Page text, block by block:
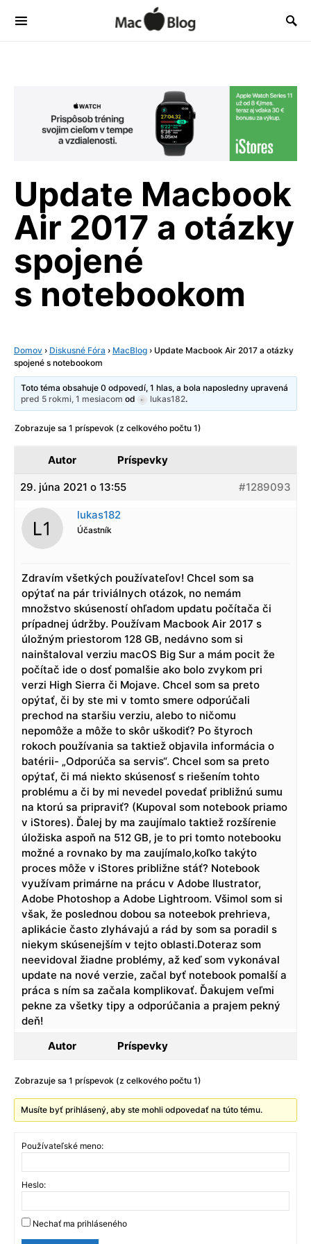
Update Macbook
Air 2017 a otázky
spojené
s notebookom
Domov › Diskusné Fóra › MacBlog › Update Macbook Air 2017 a otázky
spojené s notebookom
Toto téma obsahuje 0 odpovedí, 1 hlas, a bola naposledny upravená
pred 5 rokmi, 1 mesiacom od lukas182.
Zobrazuje sa 1 príspevok (z celkového počtu 1)
Autor Príspevky
29. júna 2021 o 13:55 #1289093
lukas182
Účastník
Zdravím všetkých používateľov! Chcel som sa
opýtať na pár triviálnych otázok, no nemám
množstvo skúseností ohľadom updatu počítača či
prípadnej údržby. Používam Macbook Air 2017 s
úložným priestorom 128 GB, nedávno som si
nainštaloval verziu macOS Big Sur a mám pocit že
počítač ide o dosť pomalšie ako bolo zvykom pri
verzi High Sierra či Mojave. Chcel som sa preto
opýtať, či by ste mi v tomto smere odporúčali
prechod na staršiu verziu, alebo to ničomu
nepomôže a môže to skôr uškodiť? Po štyroch
rokoch používania sa taktiež objavila informácia o
batérii- „Odporúča sa servis“. Chcel som sa preto
opýtať, či má niekto skúsenosť s riešením tohto
problému a či by mi nevedel povedať približnú sumu
na ktorú sa pripraviť? (Kupoval som notebook priamo
v iStores). Ďalej by ma zaujímalo taktiež rozšírenie
úložiska aspoň na 512 GB, je to pri tomto notebooku
možné a rovnako by ma zaujímalo,koľko takýto
proces môže v iStores približne stáť? Notebook
využívam primárne na prácu v Adobe Ilustrator,
Adobe Photoshop a Adobe Lightroom. Všimol som si
však, že poslednou dobou sa noteebok prehrieva,
aplikácie často zlyhávajú a rád by som sa poradil s
niekym skúsenejším v tejto oblasti.Doteraz som
neevidoval žiadne problémy, až keď som vykonával
update na nové verzie, začal byť notebook pomalší a
práca s ním sa začala komplikovať. Ďakujem veľmi
pekne za všetky tipy a odporúčania a prajem pekný
deň!
Autor
Príspevky
Zobrazuje sa 1 príspevok (z celkového počtu 1)
Musíte byť prihlásený, aby ste mohli odpovedať na túto tému.
Používateľské meno:
Heslo:
Nechať ma prihláseného